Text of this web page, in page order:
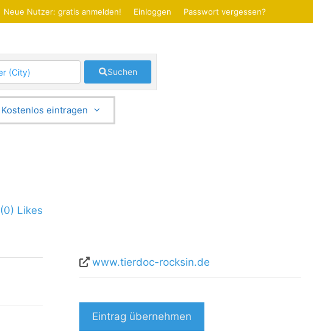
Neue Nutzer: gratis anmelden! Einloggen Passwort vergessen?
Suchen
Kostenlos eintragen
(0) Likes
www.tierdoc-rocksin.de
Eintrag übernehmen